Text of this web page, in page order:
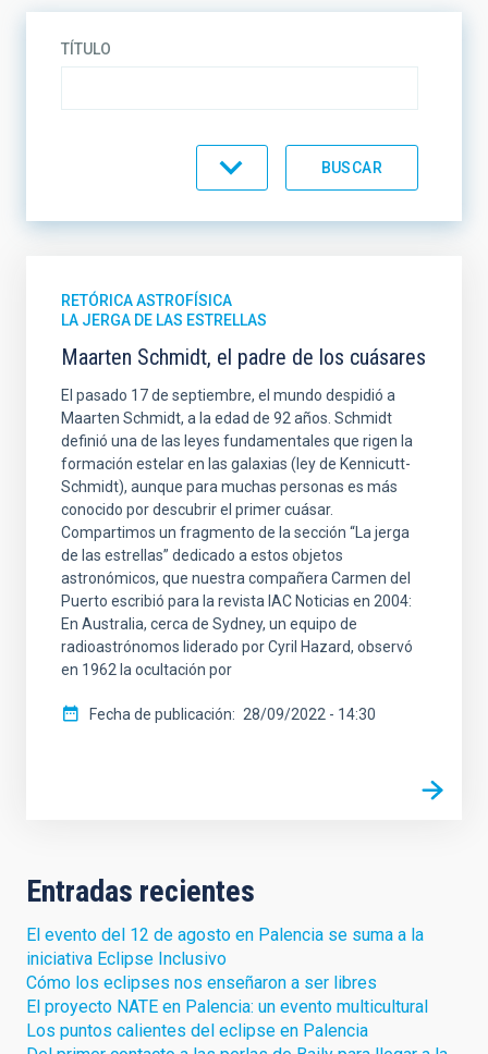
TÍTULO
RETÓRICA ASTROFÍSICA
LA JERGA DE LAS ESTRELLAS
Maarten Schmidt, el padre de los cuásares
El pasado 17 de septiembre, el mundo despidió a
Maarten Schmidt, a la edad de 92 años. Schmidt
definió una de las leyes fundamentales que rigen la
formación estelar en las galaxias (ley de Kennicutt-
Schmidt), aunque para muchas personas es más
conocido por descubrir el primer cuásar.
Compartimos un fragmento de la sección “La jerga
de las estrellas” dedicado a estos objetos
astronómicos, que nuestra compañera Carmen del
Puerto escribió para la revista IAC Noticias en 2004:
En Australia, cerca de Sydney, un equipo de
radioastrónomos liderado por Cyril Hazard, observó
en 1962 la ocultación por
Fecha de publicación 28/09/2022 - 14:30
Entradas recientes
El evento del 12 de agosto en Palencia se suma a la
iniciativa Eclipse Inclusivo
Cómo los eclipses nos enseñaron a ser libres
El proyecto NATE en Palencia: un evento multicultural
Los puntos calientes del eclipse en Palencia